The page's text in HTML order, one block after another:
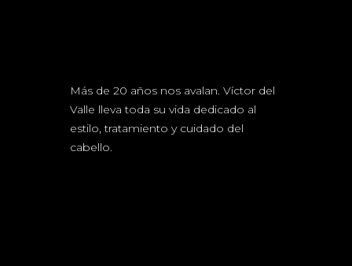
Más de 20 años nos avalan. Víctor del
Valle lleva toda su vida dedicado al
estilo, tratamiento y cuidado del
cabello.